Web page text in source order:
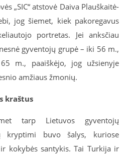
„SIC“ atstovė Daiva Plauškaitė-
jog šiemet, kiek pakoregavus
portretas. Jei anksčiau
gyventojų grupė – iki 56 m.,
m., paaiškėjo, jog užsienyje
amžiaus žmonių.
kraštus
tarp Lietuvos gyventojų
kryptimi buvo šalys, kuriose
kokybės santykis. Tai Turkija ir